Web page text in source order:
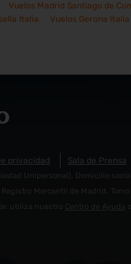
Vuelos Madrid Santiago de
Italia Vuelos Gerona Italia
privacidad Sala de Prensa
Unipersonal). Domicilio
Mercantil de Madrid,
utiliza nuestro
Centro de Ayuda